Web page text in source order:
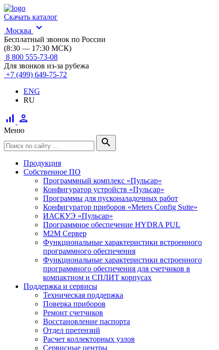
Скачать каталог
Москва
expand_more
Бесплатный звонок по России
(8:30 — 17:30 МСК)
8 800 555-73-08
Для звонков из-за рубежа
+7 (499) 649-75-72
ENG
RU
signal_cellular_alt person
Меню
search
Продукция
Собственное ПО
Программный комплекс «Пульсар»
Конфигуратор устройств «Пульсар»
Программы для пусконаладочных работ
Конфигуратор приборов «Meters Config Suite»
ИАСКУЭ «Пульсар»
Программное обеспечение HYDRA PUL
M2M Сервер
Функциональные характеристики встроенного
программного обеспечения
Функциональные характеристики встроенного
программного обеспечения для счетчиков в
компактном и СПЛИТ корпусах
Поддержка и сервисы
Техническая поддержка
Поверка приборов
Ремонт счетчиков
Восстановление паспорта
Отдел претензий
Расчет коллекторных узлов
Сервисные центры